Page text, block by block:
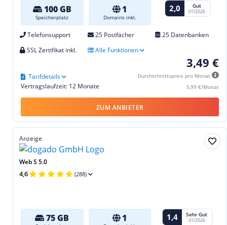
100 GB
Speicherplatz
1
Domains inkl.
2,0 Gut
01/2026
Telefonsupport 25 Postfächer
25 Datenbanken
SSL Zertifikat inkl.
Alle Funktionen
3,49 €
Durchschnittspreis pro Monat
5,99 €/Monat
Vertragslaufzeit: 12 Monate
Tarifdetails
ZUM ANBIETER
Anzeige
Web S 5.0
4,6 (288)
75 GB 1 1,4 Sehr Gut
01/2026